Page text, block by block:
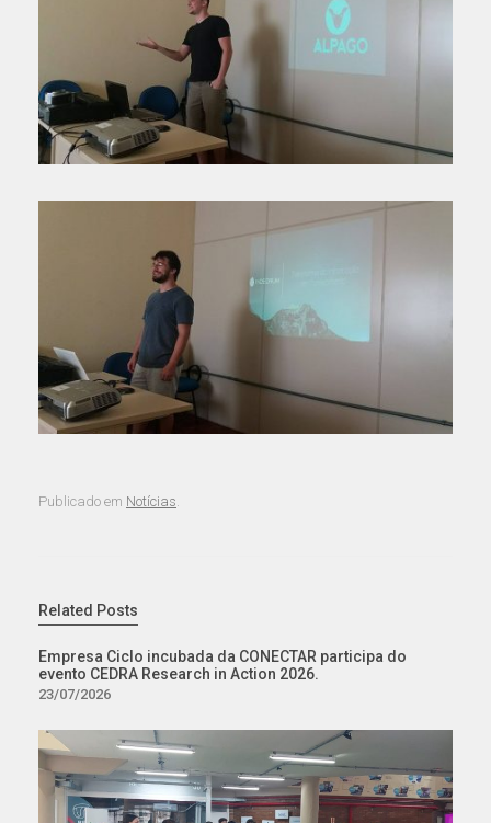
Publicado em Notícias.
Related Posts
Empresa Ciclo incubada da CONECTAR participa do
evento CEDRA Research in Action 2026.
23/07/2026